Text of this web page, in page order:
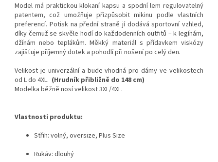
Model má praktickou klokaní kapsu a spodní lem regulovatelný
patentem, což umožňuje přizpůsobit mikinu podle vlastních
preferencí. Potisk na přední straně jí dodává sportovní vzhled,
díky čemuž se skvěle hodí do každodenních outfitů – k legínám,
džínám nebo teplákům. Měkký materiál s přídavkem viskózy
zajišťuje příjemný dotek a pohodlí při nošení po celý den.
Velikost je univerzální a bude vhodná pro dámy ve velikostech
od L do 4XL. (Hrudník přibližně do 148 cm)
Modelka běžně nosí velikost 3XL/4XL.
Vlastnosti produktu:
Střih: volný, oversize, Plus Size
Rukáv: dlouhý